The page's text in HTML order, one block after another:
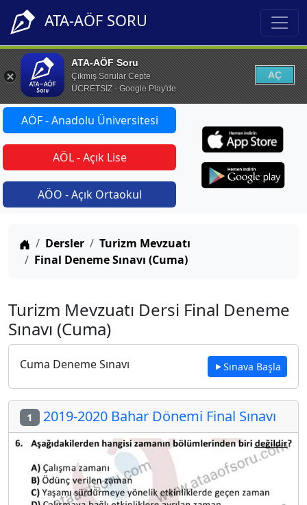
ATA-AÖF SORU
ATA-AÖF Soru
Çıkmış Sorular Cepte
ÜCRETSİZ - Google Play'de
AÇ
AÖF - Anadolu Üniversitesi
AÖL - Açık Lise
AÖO - Açık Ortaokul
Anasayfa
Dersler
Turizm Mevzuatı
Final Deneme Sınavı (Cuma)
Turizm Mevzuatı Dersi Final Deneme
Sınavı (Cuma)
Cuma Deneme Sınavı Sınava Başla
1 2019-2020 Bahar Dönemi Final Sınavı